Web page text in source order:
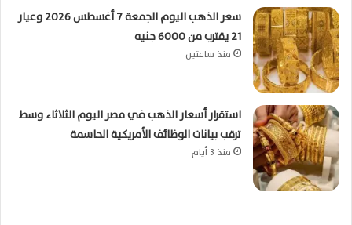
سعر الذهب اليوم الجمعة 7 أغسطس 2026 وعيار
21 يقترب من 6000 جنيه
منذ ساعتين
استقرار أسعار الذهب في مصر اليوم الثلاثاء وسط
ترقب بيانات الوظائف الأمريكية الحاسمة
منذ 3 أيام